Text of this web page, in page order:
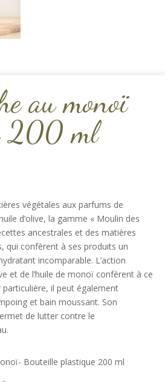
au monoï
200 ml
végétales aux parfums de
d’olive, la gamme « Moulin des
ancestrales et des matières
qui confèrent à ses produits un
incomparable. L’action
et de l’huile de monoï confèrent à ce
il peut également
et bain moussant. Son
de lutter contre le
Bouteille plastique 200 ml